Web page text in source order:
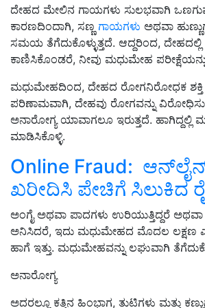
ದೇಹದ ಮೇಲಿನ ಗಾಯಗಳು ಸುಲಭವಾಗಿ
ಕಾರಣದಿಂದಾಗಿ, ಸಣ್ಣ ಗಾಯಗಳು ಅಥವಾ
ಸಮಯ ತೆಗೆದುಕೊಳ್ಳುತ್ತದೆ. ಆದ್ದರಿಂದ,
ಕಾಣಿಸಿಕೊಂಡರೆ, ನೀವು ಮಧುಮೇಹ
ಮಧುಮೇಹದಿಂದ, ದೇಹದ ರೋಗನಿರೋಧಕ ಶಕ್ತಿ
ಪರಿಣಾಮವಾಗಿ, ದೇಹವು ರೋಗವನ್ನು
ಅನಾರೋಗ್ಯ ಯಾವಾಗಲೂ ಇರುತ್ತದೆ. ಹಾಗಿದ್ದಲ್ಲಿ
ಮಾಡಿಸಿಕೊಳ್ಳಿ.
Online Fraud:
ಖರೀದಿಸಿ ಪೇಚಿಗೆ ಸಿಲುಕಿದ
ಅಂಗೈ ಅಥವಾ ಪಾದಗಳು ಉರಿಯುತ್ತಿದ್ದರೆ ಅಥವಾ
ಅನಿಸಿದರೆ, ಇದು ಮಧುಮೇಹದ ಮೊದಲ ಲಕ್ಷಣ
ಹಾಗೆ ಇತ್ತು. ಮಧುಮೇಹವನ್ನು ಲಘುವಾಗಿ
ಅನಾರೋಗ್ಯ
ಅದರಲ್ಲೂ ಕತ್ತಿನ ಹಿಂಭಾಗ, ತುಟಿಗಳು ಮತ್ತು